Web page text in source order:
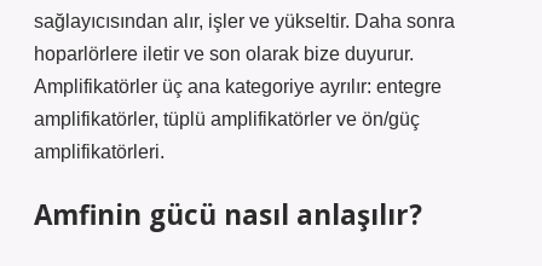
sağlayıcısından alır, işler ve yükseltir. Daha sonra
hoparlörlere iletir ve son olarak bize duyurur.
Amplifikatörler üç ana kategoriye ayrılır: entegre
amplifikatörler, tüplü amplifikatörler ve ön/güç
amplifikatörleri.
Amfinin gücü nasıl anlaşılır?